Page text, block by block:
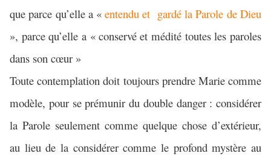
que parce qu’elle a « entendu et gardé la Parole de Dieu
», parce qu’elle a « conservé et médité toutes les paroles
dans son cœur »
Toute contemplation doit toujours prendre Marie comme
modèle, pour se prémunir du double danger : considérer
la Parole seulement comme quelque chose d’extérieur,
au lieu de la considérer comme le profond mystère au